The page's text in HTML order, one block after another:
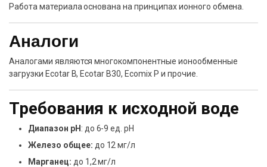
Работа материала основана на принципах ионного обмена.
Аналоги
Аналогами являются многокомпонентные ионообменные
загрузки Ecotar B, Ecotar B30, Ecomix P и прочие.
Требования к исходной воде
Диапазон pH : до 6-9 ед. pH
Железо общее: до 12 мг/л
Марганец: до 1,2 мг/л